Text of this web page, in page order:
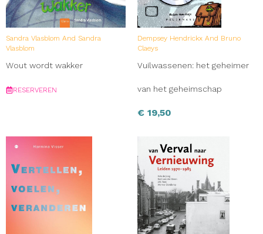
Sandra Vlasblom And Sandra
Vlasblom
Wout wordt wakker
RESERVEREN
Dempsey Hendrickx And Bruno
Claeys
Vuilwassenen: het geheimer
van het geheimschap
€ 19,50